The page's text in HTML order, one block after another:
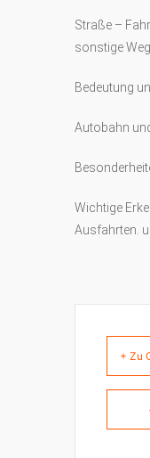
Straße –
sonstige
Bedeutung
Autobahn
Wichtige
Ausfahrten.
+ Zu